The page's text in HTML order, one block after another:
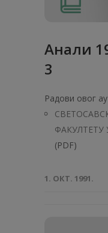
Анaли
3
Радови овог
ФАКУЛТЕТУ
(PDF)
1. ОКТ. 1991.